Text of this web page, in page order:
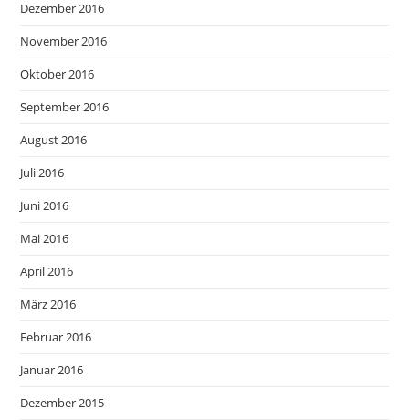
Dezember 2016
November 2016
Oktober 2016
September 2016
August 2016
Juli 2016
Juni 2016
Mai 2016
April 2016
März 2016
Februar 2016
Januar 2016
Dezember 2015